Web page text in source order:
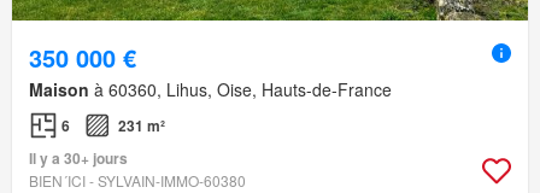
350 000 €
Maison à 60360, Lihus, Oise, Hauts-de-France
6
231 m²
Il y a 30+ jours
BIEN´ICI - SYLVAIN-IMMO-60380